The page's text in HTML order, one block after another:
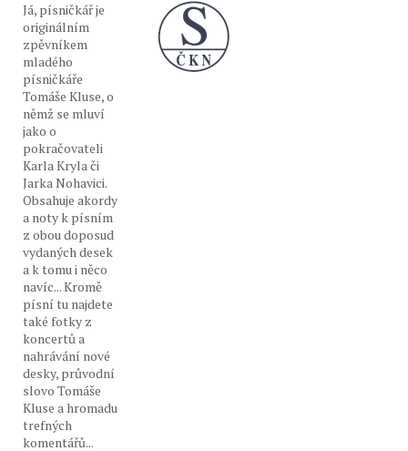
Já, písničkář je
originálním
zpěvníkem
mladého
písničkáře
Tomáše Kluse, o
němž se mluví
jako o
pokračovateli
Karla Kryla či
Jarka Nohavici.
Obsahuje akordy
a noty k písním
z obou doposud
vydaných desek
a k tomu i něco
navíc... Kromě
písní tu najdete
také fotky z
koncertů a
nahrávání nové
desky, průvodní
slovo Tomáše
Kluse a hromadu
trefných
komentářů...